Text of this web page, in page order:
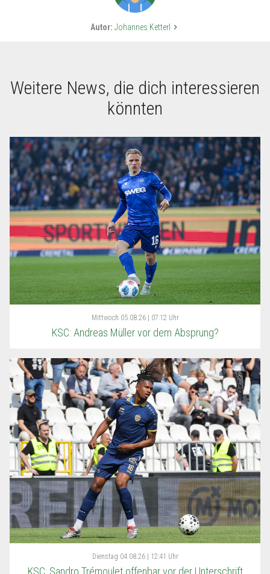
Autor: Johannes Ketterl keyboard_arrow_right
Weitere News, die dich interessieren
könnten
Mittwoch 05.08.26 | 07:12 Uhr
KSC: Andreas Müller vor dem Absprung?
Dienstag 04.08.26 | 12:41 Uhr
KSC: Sandro Trémoulet offenbar vor der Unterschrift